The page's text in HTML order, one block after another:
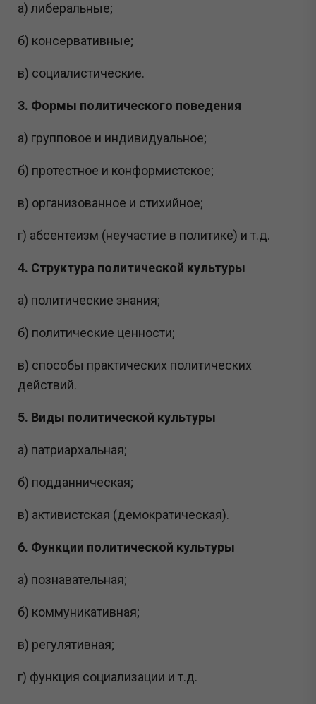
а) либеральные;
б) консервативные;
в) социалистические.
3. Формы политического поведения
а) групповое и индивидуальное;
б) протестное и конформистское;
в) организованное и стихийное;
г) абсентеизм (неучастие в политике) и т.д.
4. Структура политической культуры
а) политические знания;
б) политические ценности;
в) способы практических политических
действий.
5. Виды политической культуры
а) патриархальная;
б) подданническая;
в) активистская (демократическая).
6. Функции политической культуры
а) познавательная;
б) коммуникативная;
в) регулятивная;
г) функция социализации и т.д.